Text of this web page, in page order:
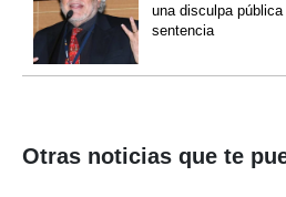
una disculpa
sentencia
Otras noticias que te